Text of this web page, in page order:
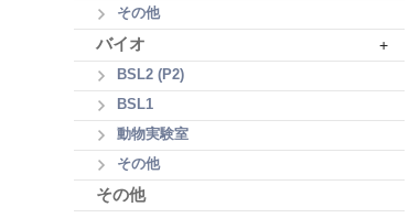
その他
バイオ +
BSL2 (P2)
BSL1
動物実験室
その他
その他